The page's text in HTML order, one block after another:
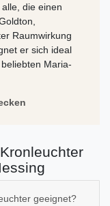
die einen
Raumwirkung
er sich ideal
Maria-
geeignet?